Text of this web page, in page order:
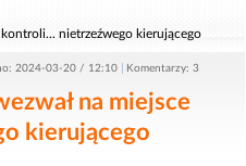
kontroli... nietrzeźwego kierującego
2024-03-20 / 12:10 Komentarzy: 3
na miejsce
kierującego